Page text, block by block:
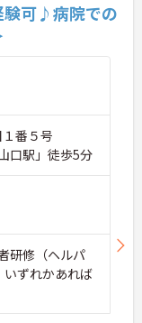
験可♪病院での
番５号
口駅」徒歩5分
研修（ヘルパ
ずれかあれば